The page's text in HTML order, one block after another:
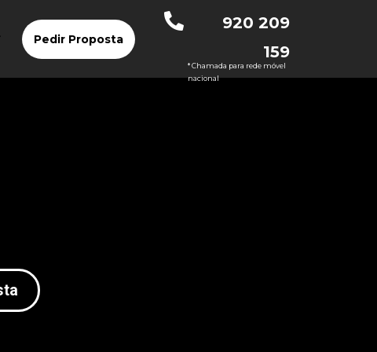
Pedir Proposta
920 209
159
* Chamada para rede móvel
nacional